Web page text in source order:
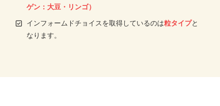
ゲン：大豆・リンゴ）
インフォームドチョイスを取得しているのは粒タイプと
なります。